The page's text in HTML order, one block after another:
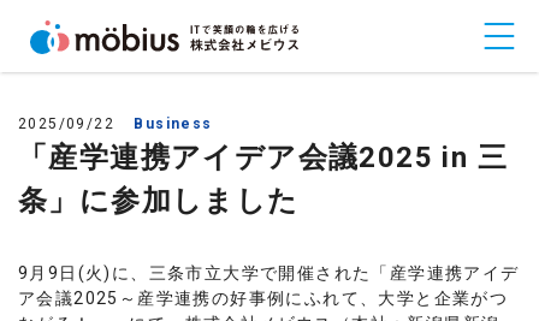
2025/09/22 Business
「産学連携アイデア会議2025 in 三
条」に参加しました
9月9日(火)に、三条市立大学で開催された「産学連携アイデ
ア会議2025～産学連携の好事例にふれて、大学と企業がつ